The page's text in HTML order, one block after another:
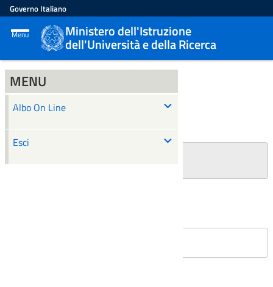
Governo Italiano
Menu Ministero dell'Istruzione
dell'Università e della Ricerca
MENU
Albo On Line
Esci
ALBO ON LINE
Ricerca